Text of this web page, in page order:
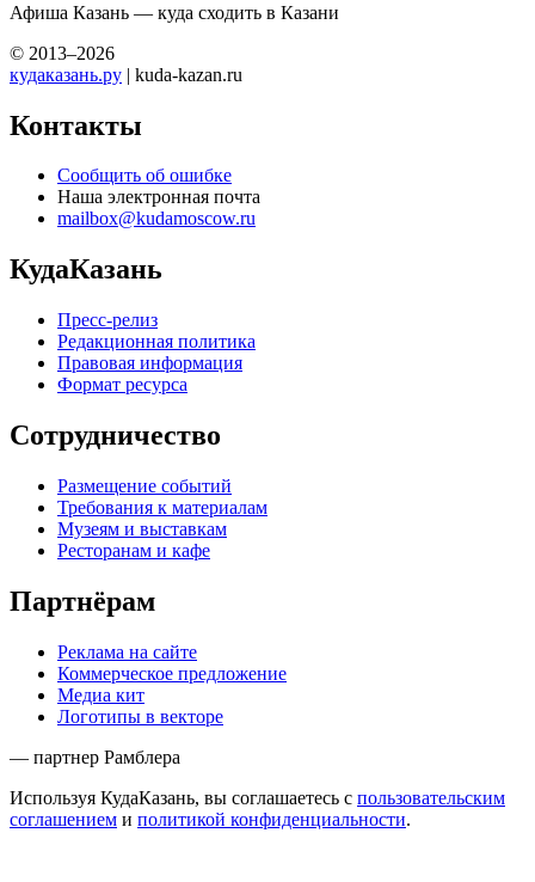
Афиша Казань — куда сходить в Казани
© 2013–2026
кудаказань.ру | kuda-kazan.ru
Контакты
Сообщить об ошибке
Наша электронная почта
mailbox@kudamoscow.ru
КудаКазань
Пресс-релиз
Редакционная политика
Правовая информация
Формат ресурса
Сотрудничество
Размещение событий
Требования к материалам
Музеям и выставкам
Ресторанам и кафе
Партнёрам
Реклама на сайте
Коммерческое предложение
Медиа кит
Логотипы в векторе
— партнер Рамблера
Используя КудаКазань, вы соглашаетесь с пользовательским
соглашением и политикой конфиденциальности.